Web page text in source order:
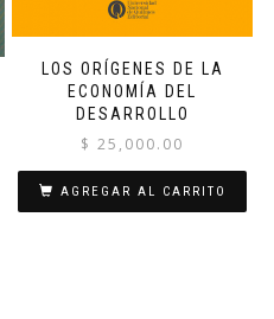
LOS ORÍGENES DE LA
ECONOMÍA DEL
DESARROLLO
$ 25,000.00
AGREGAR AL CARRITO